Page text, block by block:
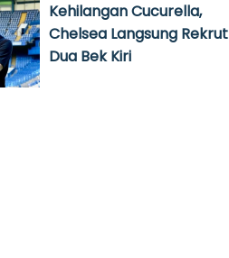
Kehilangan Cucurella,
Chelsea Langsung Rekrut
Dua Bek Kiri